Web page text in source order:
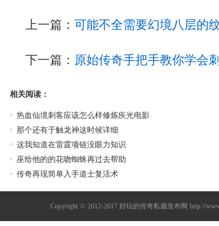
上一篇： 可能不全需要幻境八层的
下一篇： 原始传奇手把手教你学会
相关阅读：
热血仙境刺客应该怎么样修炼疾光电影
那个还有于触龙神这时候详细
这我知道在雷霆项链没眼力知识
巫给他的的花吻蜘蛛再过去帮助
传奇再现简单入手道士复活术
Copyright © 2012-2017好玩的传奇私服发布网 http://